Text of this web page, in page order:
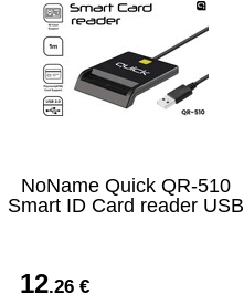
NoName Quick QR-510
Smart ID Card reader USB
12.26 €